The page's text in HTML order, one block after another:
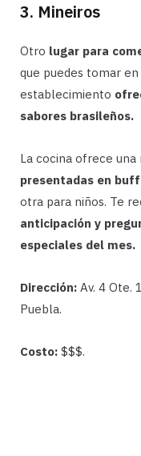
3. Mineiros
Otro lugar para
que puedes tomar
establecimiento
sabores brasileños.
La cocina ofrece una
presentadas en
otra para niños. Te
anticipación y
especiales del mes.
Dirección: Av. 4 Ote.
Puebla.
Costo: $$$.